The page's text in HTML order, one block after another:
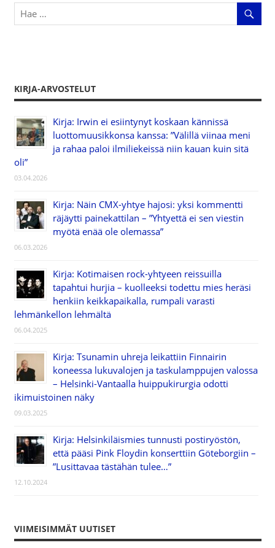
KIRJA-ARVOSTELUT
Kirja: Irwin ei esiintynyt koskaan kännissä
luottomuusikkonsa kanssa: ”Välillä viinaa meni
ja rahaa paloi ilmiliekeissä niin kauan kuin sitä
oli”
03.04.2026
Kirja: Näin CMX-yhtye hajosi: yksi kommentti
räjäytti painekattilan – ”Yhtyettä ei sen viestin
myötä enää ole olemassa”
06.03.2026
Kirja: Kotimaisen rock-yhtyeen reissuilla
tapahtui hurjia – kuolleeksi todettu mies heräsi
henkiin keikkapaikalla, rumpali varasti
lehmänkellon lehmältä
06.04.2025
Kirja: Tsunamin uhreja leikattiin Finnairin
koneessa lukuvalojen ja taskulamppujen valossa
– Helsinki-Vantaalla huippukirurgia odotti
ikimuistoinen näky
09.03.2025
Kirja: Helsinkiläismies tunnusti postiryöstön,
että pääsi Pink Floydin konserttiin Göteborgiin –
”Lusittavaa tästähän tulee…”
12.10.2024
VIIMEISIMMÄT UUTISET